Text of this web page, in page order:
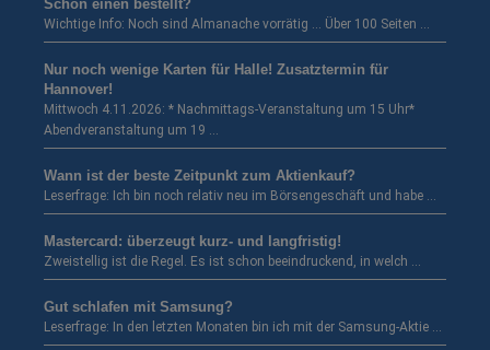
Schon einen bestellt?
Wichtige Info: Noch sind Almanache vorrätig … Über 100 Seiten …
Nur noch wenige Karten für Halle! Zusatztermin für
Hannover!
Mittwoch 4.11.2026: * Nachmittags-Veranstaltung um 15 Uhr*
Abendveranstaltung um 19 …
Wann ist der beste Zeitpunkt zum Aktienkauf?
Leserfrage: Ich bin noch relativ neu im Börsengeschäft und habe …
Mastercard: überzeugt kurz- und langfristig!
Zweistellig ist die Regel. Es ist schon beeindruckend, in welch …
Gut schlafen mit Samsung?
Leserfrage: In den letzten Monaten bin ich mit der Samsung-Aktie …